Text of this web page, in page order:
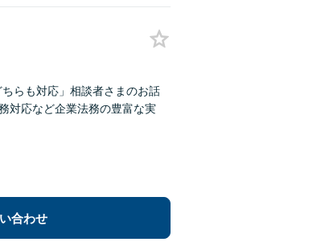
らも対応」相談者さまのお話
対応など企業法務の豊富な実
合わせ